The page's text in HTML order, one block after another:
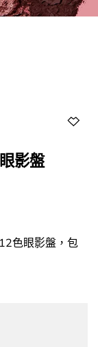
影盤
色眼影盤，包